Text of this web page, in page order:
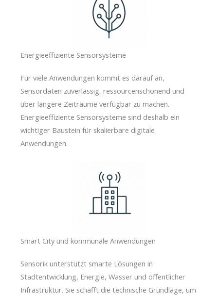
Energieeffiziente Sensorsysteme
Für viele Anwendungen kommt es darauf an,
Sensordaten zuverlässig, ressourcenschonend und
über längere Zeiträume verfügbar zu machen.
Energieeffiziente Sensorsysteme sind deshalb ein
wichtiger Baustein für skalierbare digitale
Anwendungen.
Smart City und kommunale Anwendungen
Sensorik unterstützt smarte Lösungen in
Stadtentwicklung, Energie, Wasser und öffentlicher
Infrastruktur. Sie schafft die technische Grundlage, um